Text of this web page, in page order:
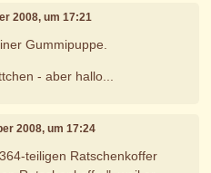
2008, um 17:21
Gummipuppe.
- aber hallo...
2008, um 17:24
teiligen Ratschenkoffer